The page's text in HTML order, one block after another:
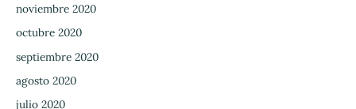
noviembre 2020
octubre 2020
septiembre 2020
agosto 2020
julio 2020